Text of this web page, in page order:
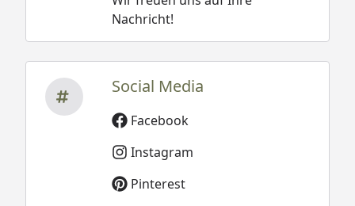
Nachricht!
Social Media
Facebook
Instagram
Pinterest